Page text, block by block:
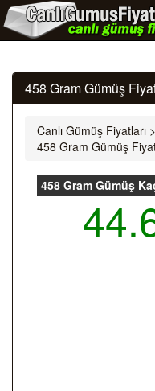
458 Gram Gümüş
Canlı Gümüş Fiyatları >
458 Gram Gümüş
458 Gram Gümüş